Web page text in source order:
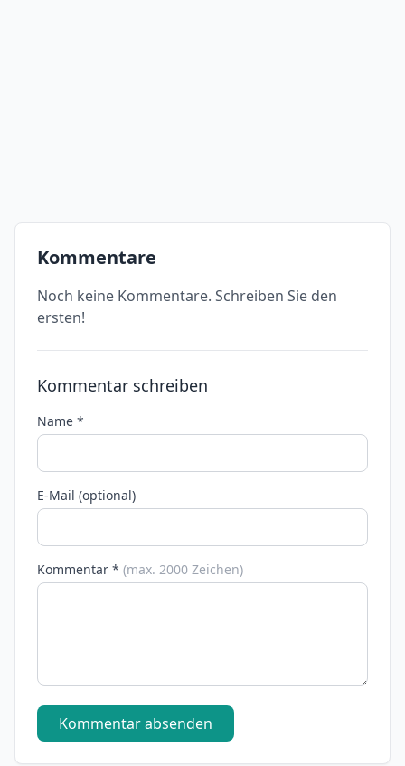
Kommentare
Noch keine Kommentare. Schreiben Sie den
ersten!
Kommentar schreiben
Name *
E-Mail (optional)
Kommentar * (max. 2000 Zeichen)
Kommentar absenden